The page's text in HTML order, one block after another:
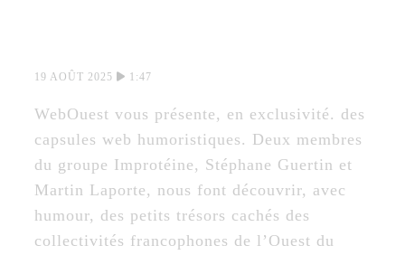
19 AOÛT 2025 1:47
WebOuest vous présente, en exclusivité. des
capsules web humoristiques. Deux membres
du groupe Improtéine, Stéphane Guertin et
Martin Laporte, nous font découvrir, avec
humour, des petits trésors cachés des
collectivités francophones de l’Ouest du